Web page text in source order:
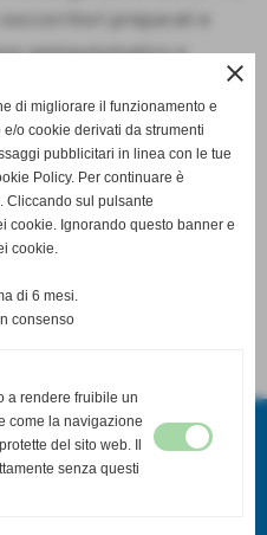
preparati e
semiautomatico e
popolazione.
alla Misericordia il
dichiarazione dei redditi il
tutti quelli che lo
che a Te non costa
San Miniato Basso vale
renda merito
Basso o.d.v
Miniato Basso (Pi)
close
di migliorare il funzionamento e
o cookie derivati da strumenti
pubblicitari in linea con le tue
Policy. Per continuare è
Cliccando sul pulsante
cookie. Ignorando questo banner e
cookie.
di 6 mesi.
consenso
a rendere fruibile un
come la navigazione
del sito web. Il
senza questi